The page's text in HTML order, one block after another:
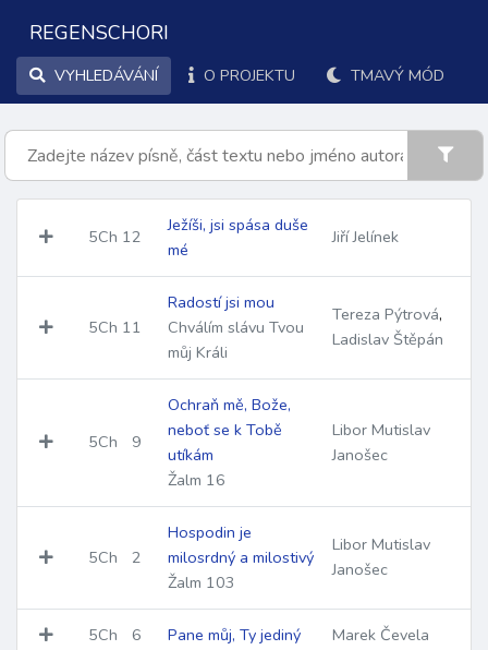
REGENSCHORI
VYHLEDÁVÁNÍ O PROJEKTU TMAVÝ MÓD
5Ch 12
Ježíši, jsi spása duše
mé
Jiří Jelínek
5Ch 11
Radostí jsi mou
Chválím slávu Tvou
můj Králi
Tereza Pýtrová,
Ladislav Štěpán
5Ch 9
Ochraň mě, Bože,
neboť se k Tobě
utíkám
Žalm 16
Libor Mutislav
Janošec
5Ch 2
Hospodin je
milosrdný a milostivý
Žalm 103
Libor Mutislav
Janošec
5Ch 6 Pane můj, Ty jediný Marek Čevela